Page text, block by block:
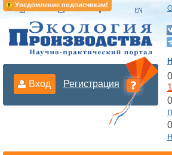
Уведомление подписчикам!
Вход Регистрация